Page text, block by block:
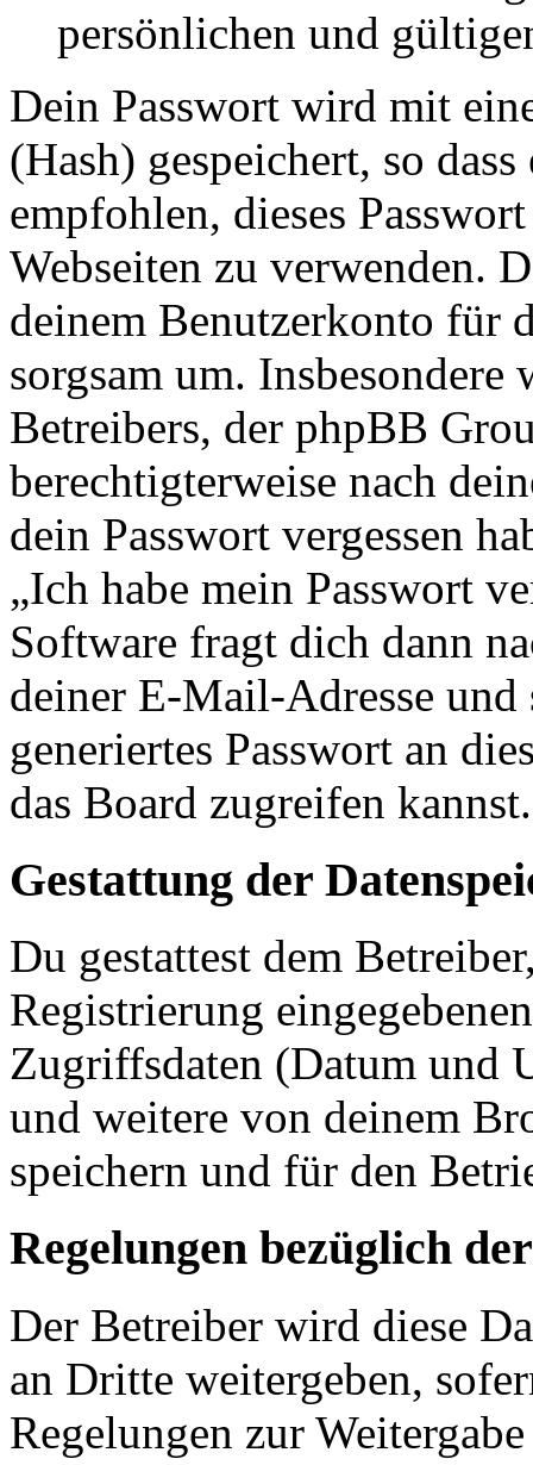
persönlichen und
Dein Passwort wird mit
(Hash) gespeichert, so
empfohlen, dieses
Webseiten zu verwenden.
deinem Benutzerkonto für
sorgsam um.
Betreibers, der phpBB
berechtigterweise nach
dein Passwort vergessen
„Ich habe mein Passwort
Software fragt dich dann
deiner E-Mail-Adresse und
generiertes Passwort an
das Board zugreifen kannst.
Gestattung der
Du gestattest dem
Registrierung
Zugriffsdaten (Datum und
und weitere von deinem
speichern und für den
Regelungen bezüglich
Der Betreiber wird diese
an Dritte weitergeben,
Regelungen zur